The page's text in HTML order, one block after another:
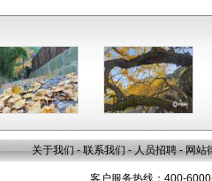
关于我们 - 联系我们 - 人员招聘 - 网站
客户服务热线：400-